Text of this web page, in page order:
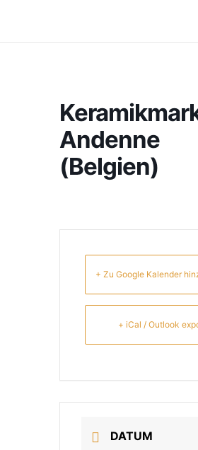
Andenne
(Belgien)
+ Zu Google Kalender
+ iCal / Outlook
DATUM